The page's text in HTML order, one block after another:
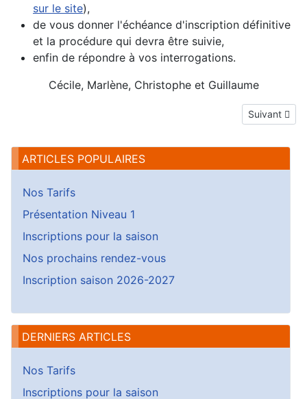
sur le site),
de vous donner l'échéance d'inscription définitive
et la procédure qui devra être suivie,
enfin de répondre à vos interrogations.
Cécile, Marlène, Christophe et Guillaume
Article
Suivant
ARTICLES POPULAIRES
Nos Tarifs
Présentation Niveau 1
Inscriptions pour la saison
Nos prochains rendez-vous
Inscription saison 2026-2027
DERNIERS ARTICLES
Nos Tarifs
Inscriptions pour la saison